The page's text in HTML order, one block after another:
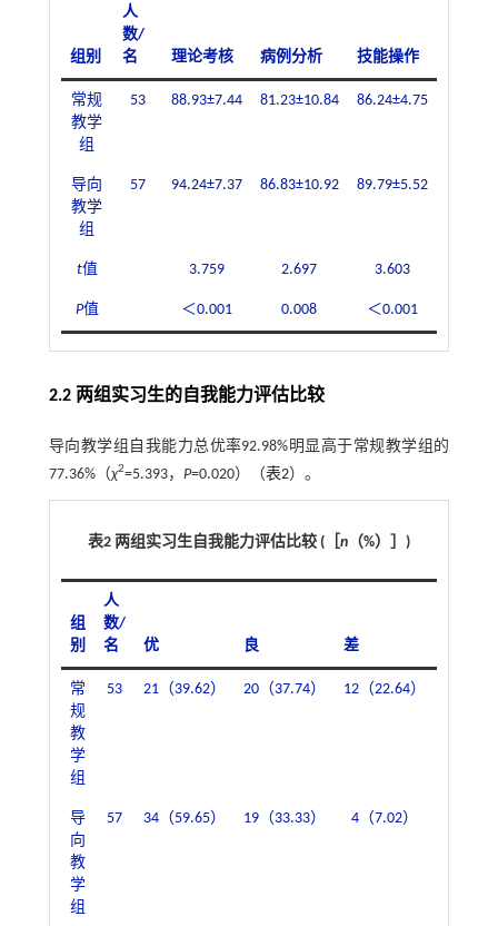
组别
人
数/
名
理论考核 病例分析 技能操作
常规
教学
组
53 88.93±7.44 81.23±10.84 86.24±4.75
导向
教学
组
57 94.24±7.37 86.83±10.92 89.79±5.52
t值 3.759 2.697 3.603
P值 ＜0.001 0.008 ＜0.001
2.2 两组实习生的自我能力评估比较
导向教学组自我能力总优率92.98%明显高于常规教学组的
77.36%（χ2=5.393， P=0.020）（表2）。
表2 两组实习生自我能力评估比较 (［ n（%）］)
组
别
人
数/
名
优 良 差
常
规
教
学
组
53 21（39.62） 20（37.74） 12（22.64）
导
向
教
学
组
57 34（59.65） 19（33.33） 4（7.02）